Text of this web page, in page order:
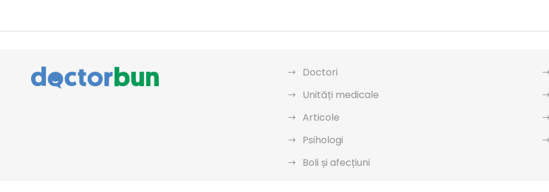
Doctori
Unități medicale
Articole
Psihologi
Boli și afecțiuni